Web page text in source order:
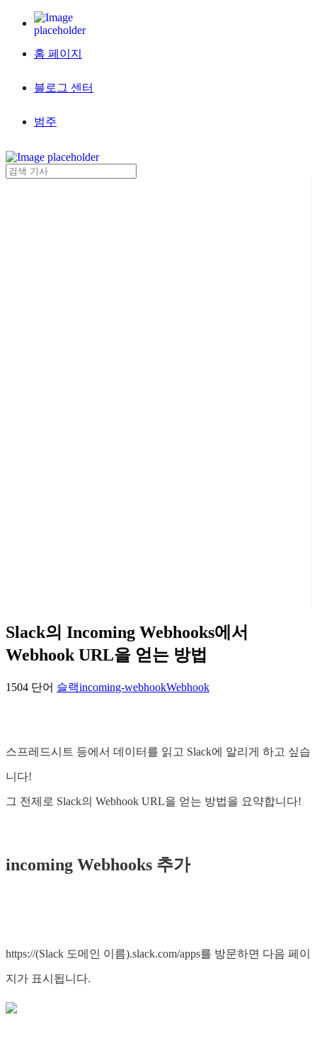
홈 페이지
블로그 센터
범주
Slack의 Incoming Webhooks에서
Webhook URL을 얻는 방법
1504 단어 슬랙incoming-webhookWebhook
스프레드시트 등에서 데이터를 읽고 Slack에 알리게 하고 싶습
니다!
그 전제로 Slack의 Webhook URL을 얻는 방법을 요약합니다!
incoming Webhooks 추가
https://(Slack 도메인 이름).slack.com/apps를 방문하면 다음 페이
지가 표시됩니다.